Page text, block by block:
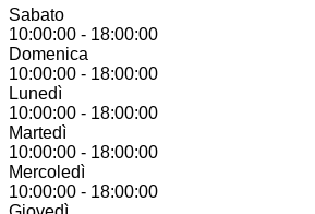
Sabato
10:00:00 - 18:00:00
Domenica
10:00:00 - 18:00:00
Lunedì
10:00:00 - 18:00:00
Martedì
10:00:00 - 18:00:00
Mercoledì
10:00:00 - 18:00:00